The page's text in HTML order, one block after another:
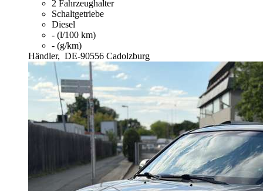
2 Fahrzeughalter
Schaltgetriebe
Diesel
- (l/100 km)
- (g/km)
Händler, DE-90556 Cadolzburg